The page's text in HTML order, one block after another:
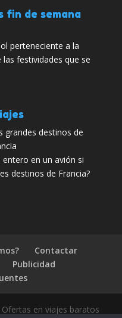
fin de semana
perteneciente a la
festividades que se
grandes destinos de
entero en un avión si
destinos de Francia?
Contactar
Publicidad
en viajes baratos